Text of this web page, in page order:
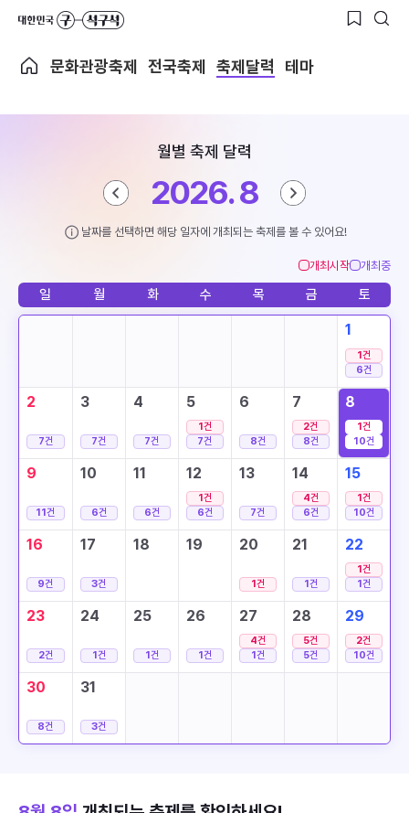
문화관광축제 전국축제 축제달력 테마
월별 축제 달력
2026. 8
날짜를 선택하면 해당 일자에 개최되는 축제를 볼 수 있어요!
개최시작 개최중
일 월 화 수 목 금 토
1
1건
6건
2
7건
3
7건
4
7건
5
1건
7건
6
8건
7
2건
8건
8
1건
10건
9
11건
10
6건
11
6건
12
1건
6건
13
7건
14
4건
6건
15
1건
10건
16
9건
17
3건
18 19 20
1건
21
1건
22
1건
1건
23
2건
24
1건
25
1건
26
1건
27
4건
1건
28
5건
5건
29
2건
10건
30
8건
31
3건